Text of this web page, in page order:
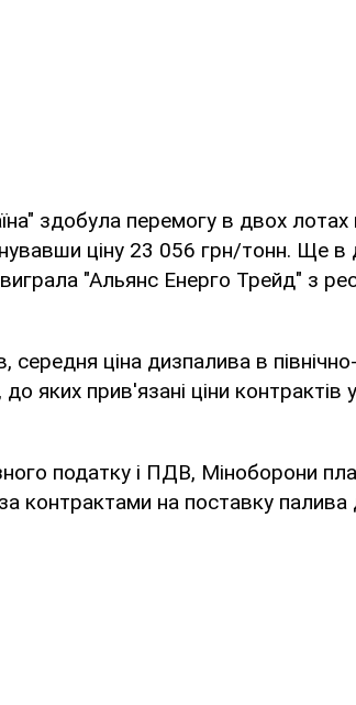
здобула перемогу в двох
ціну 23 056 грн/тонн. Ще в
"Альянс Енерго Трейд" з
середня ціна дизпалива в
яких прив'язані ціни контрактів
податку і ПДВ, Міноборони
контрактами на поставку